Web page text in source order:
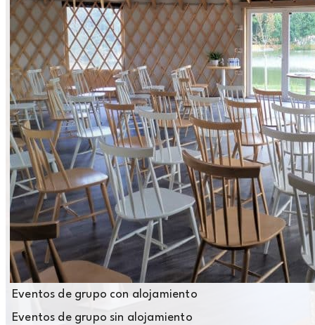
Eventos de grupo con alojamiento
Eventos de grupo sin alojamiento